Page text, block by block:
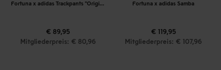
Fortuna x adidas Trackpants "Originals" Off-White
€ 89,95
Mitgliederpreis: € 80,96
Fortuna x adidas Samba
€ 119,95
Mitgliederpreis: € 107,96